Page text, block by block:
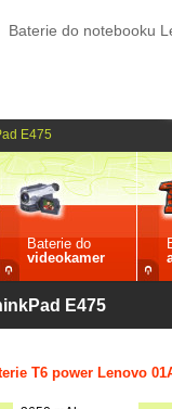
Baterie do notebooku
Baterie do
videokamer
E475
T6 power Lenovo
E475